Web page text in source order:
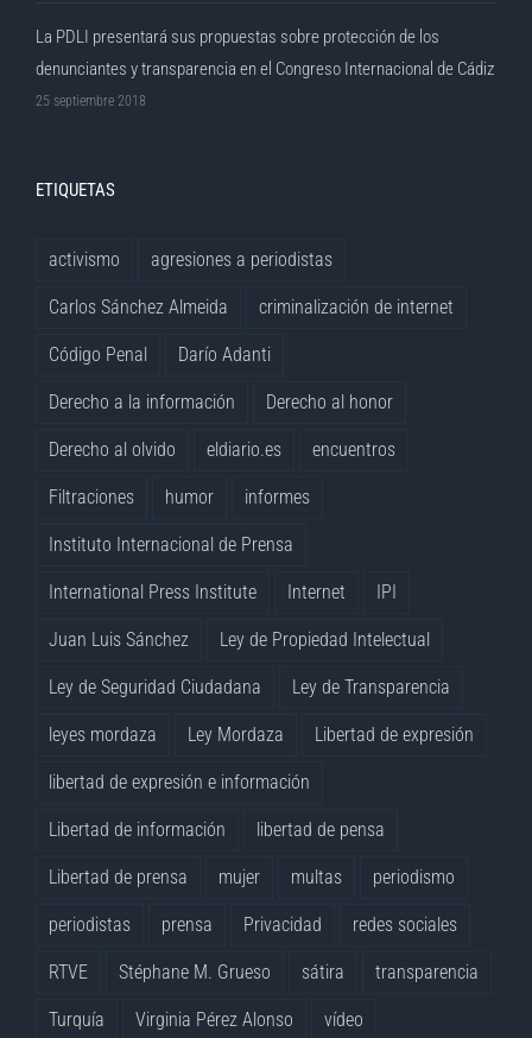
La PDLI presentará sus propuestas sobre protección de los
denunciantes y transparencia en el Congreso Internacional de Cádiz
25 septiembre 2018
ETIQUETAS
activismo agresiones a periodistas
Carlos Sánchez Almeida criminalización de internet
Código Penal Darío Adanti
Derecho a la información Derecho al honor
Derecho al olvido eldiario.es encuentros
Filtraciones humor informes
Instituto Internacional de Prensa
International Press Institute Internet IPI
Juan Luis Sánchez Ley de Propiedad Intelectual
Ley de Seguridad Ciudadana Ley de Transparencia
leyes mordaza Ley Mordaza Libertad de expresión
libertad de expresión e información
Libertad de información libertad de pensa
Libertad de prensa mujer multas periodismo
periodistas prensa Privacidad redes sociales
RTVE Stéphane M. Grueso sátira transparencia
Turquía Virginia Pérez Alonso vídeo